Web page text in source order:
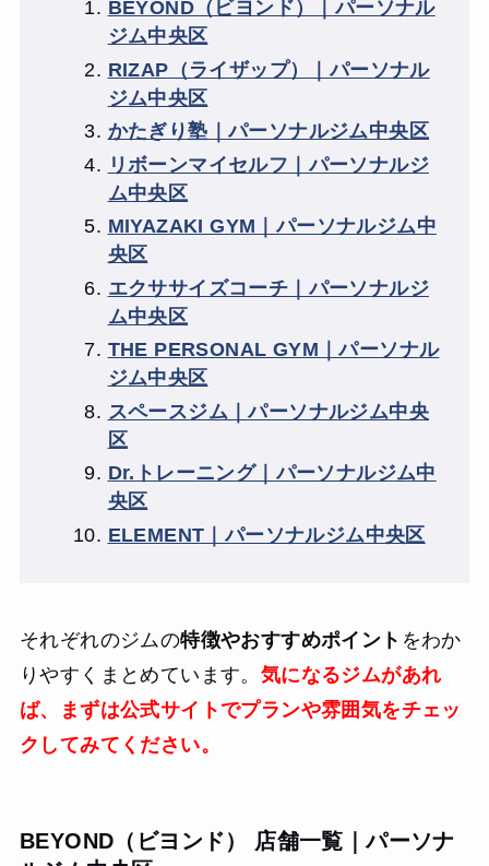
BEYOND（ビヨンド）｜パーソナル
ジム中央区
RIZAP（ライザップ）｜パーソナル
ジム中央区
かたぎり塾｜パーソナルジム中央区
リボーンマイセルフ｜パーソナルジ
ム中央区
MIYAZAKI GYM｜パーソナルジム中
央区
エクササイズコーチ｜パーソナルジ
ム中央区
THE PERSONAL GYM｜パーソナル
ジム中央区
スペースジム｜パーソナルジム中央
区
Dr.トレーニング｜パーソナルジム中
央区
ELEMENT｜パーソナルジム中央区
それぞれのジムの特徴やおすすめポイント をわか
りやすくまとめています。 気になるジムがあれ
ば、まずは公式サイトでプランや雰囲気をチェッ
クしてみてください。
BEYOND（ビヨンド） 店舗一覧｜パーソナ